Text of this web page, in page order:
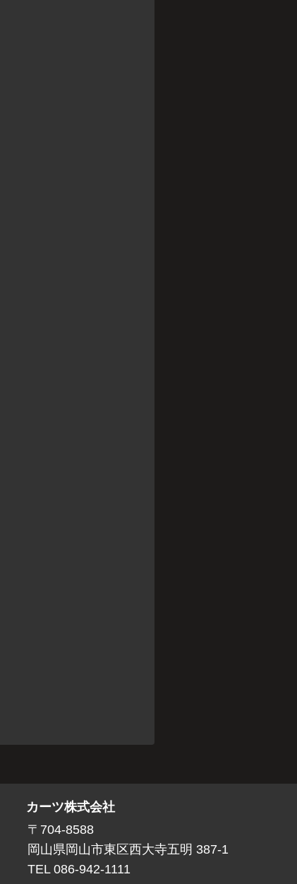
カーツ株式会社
〒704-8588
岡山県岡山市東区西大寺五明 387-1
TEL 086-942-1111